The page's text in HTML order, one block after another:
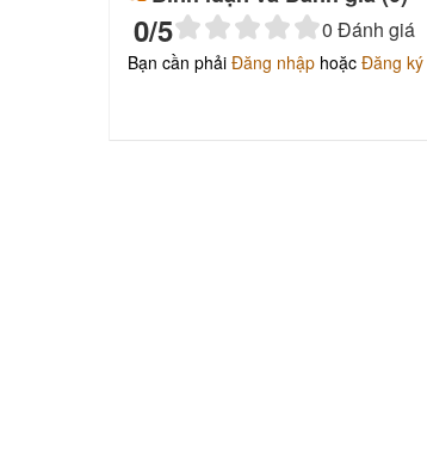
0/5 0 Đánh giá
Bạn cần phải Đăng nhập hoặc Đăng ký